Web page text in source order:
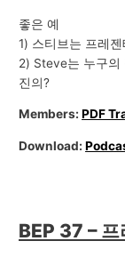
좋은 예
1) 스티브는 프레
2) Steve는 누구의
진의?
Members:PDF
Download:
BEP 37 –